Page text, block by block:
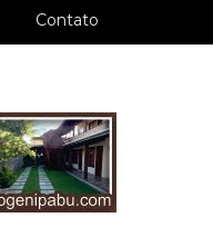
Contato